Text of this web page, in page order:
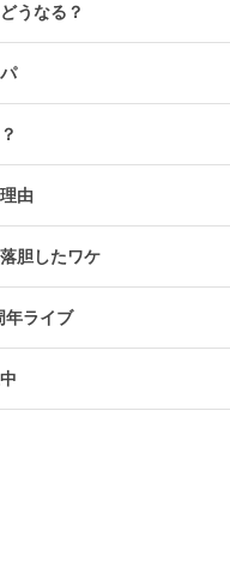
うなる？
由
胆したワケ
年ライブ